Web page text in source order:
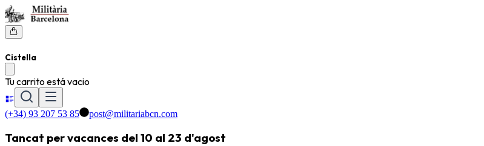
Cistella
Tu carrito está vacio
(+34) 93 207 53 85 post@militariabcn.com
Tancat per vacances del 10 al 23 d'agost